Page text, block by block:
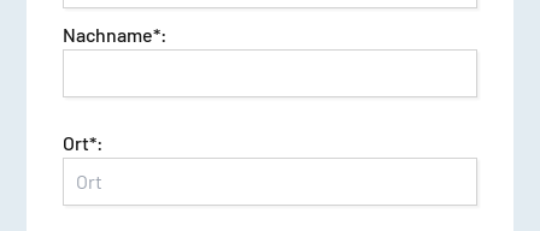
Nachname*:
Ort*: